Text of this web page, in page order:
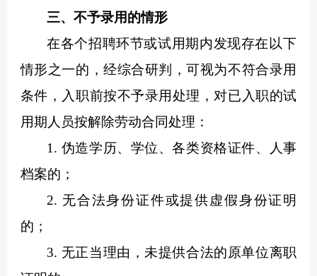
三、不予录用的情形
在各个招聘环节或试用期内发现存在以下
情形之一的，经综合研判，可视为不符合录用
条件，入职前按不予录用处理，对已入职的试
用期人员按解除劳动合同处理：
1. 伪造学历、学位、各类资格证件、人事
档案的；
2. 无合法身份证件或提供虚假身份证明
的；
3. 无正当理由，未提供合法的原单位离职